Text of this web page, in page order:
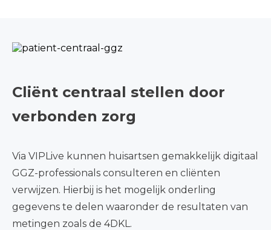
Cliënt centraal stellen door
verbonden zorg
Via VIPLive kunnen huisartsen gemakkelijk digitaal
GGZ-professionals consulteren en cliënten
verwijzen. Hierbij is het mogelijk onderling
gegevens te delen waaronder de resultaten van
metingen zoals de 4DKL.